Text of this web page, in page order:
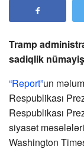
Tramp
sadiqlik
“Report”un
Respublikası
Respublikası
siyasət
Washington